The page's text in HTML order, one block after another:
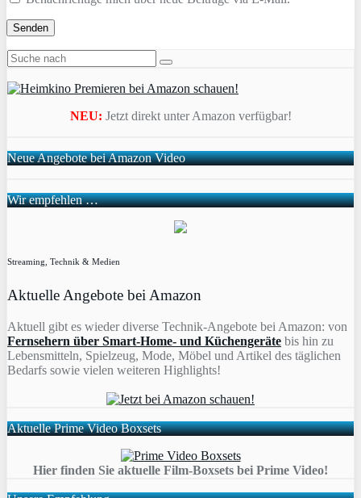
NEU: Jetzt direkt unter Amazon verfügbar!
Neue Angebote bei Amazon Video
Wir empfehlen …
Streaming, Technik & Medien
Aktuelle Angebote bei Amazon
Aktuell gibt es wieder diverse Technik-Angebote bei Amazon: von
Fernsehern über Smart-Home- und Küchengeräte bis hin zu
Lebensmitteln, Spielzeug, Mode, Möbel und Artikel des täglichen
Bedarfs sowie vielen weiteren Highlights!
Aktuelle Prime Video Boxsets
Hier finden Sie aktuelle Film-Boxsets bei Prime Video!